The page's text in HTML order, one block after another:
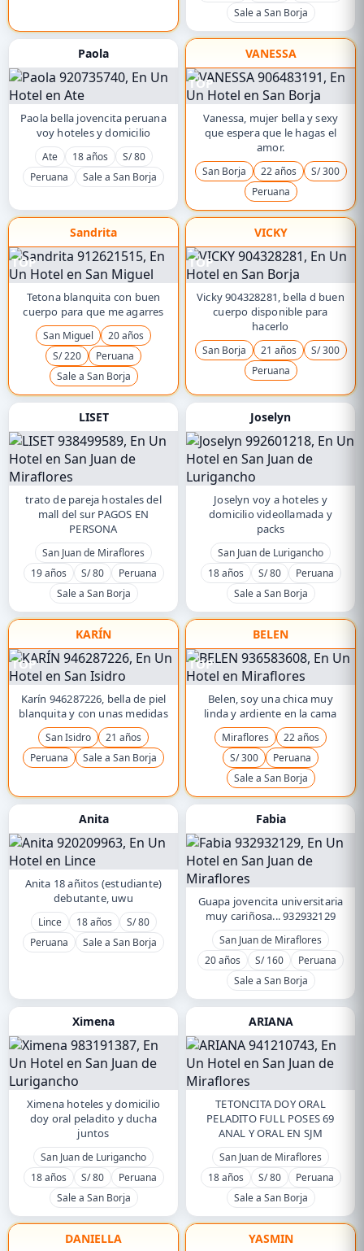
Sale a San Borja
Paola
Paola bella jovencita peruana
voy hoteles y domicilio
Ate 18 años
S/ 80
Peruana
Sale a San Borja
VANESSA
TOP
Vanessa, mujer bella y sexy
que espera que le hagas el
amor.
San Borja 22 años
S/ 300
Peruana
Sandrita
TOP
Tetona blanquita con buen
cuerpo para que me agarres
San Miguel
20 años
S/ 220
Peruana
Sale a San Borja
VICKY
TOP
Vicky 904328281, bella d buen
cuerpo disponible para
hacerlo
San Borja 21 años
S/ 300
Peruana
LISET
trato de pareja hostales del
mall del sur PAGOS EN
PERSONA
San Juan de Miraflores
19 años
S/ 80
Peruana
Sale a San Borja
Joselyn
Joselyn voy a hoteles y
domicilio videollamada y
packs
San Juan de Lurigancho
18 años
S/ 80
Peruana
Sale a San Borja
KARÍN
TOP
Karín 946287226, bella de piel
blanquita y con unas medidas
San Isidro
21 años
Peruana
Sale a San Borja
BELEN
TOP
Belen, soy una chica muy
linda y ardiente en la cama
Miraflores
22 años
S/ 300
Peruana
Sale a San Borja
Anita
Anita 18 añitos (estudiante)
debutante, uwu
Lince 18 años
S/ 80
Peruana
Sale a San Borja
Fabia
Guapa jovencita universitaria
muy cariñosa... 932932129
San Juan de Miraflores
20 años
S/ 160
Peruana
Sale a San Borja
Ximena
Ximena hoteles y domicilio
doy oral peladito y ducha
juntos
San Juan de Lurigancho
18 años
S/ 80
Peruana
Sale a San Borja
ARIANA
TETONCITA DOY ORAL
PELADITO FULL POSES 69
ANAL Y ORAL EN SJM
San Juan de Miraflores
18 años
S/ 80
Peruana
Sale a San Borja
DANIELLA YASMIN